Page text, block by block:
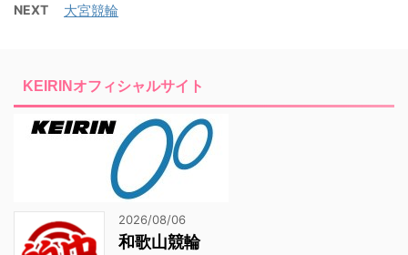
NEXT 大宮競輪
KEIRINオフィシャルサイト
2026/08/06
和歌山競輪